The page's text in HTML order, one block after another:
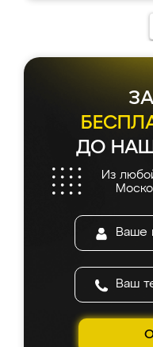
ДО
Из